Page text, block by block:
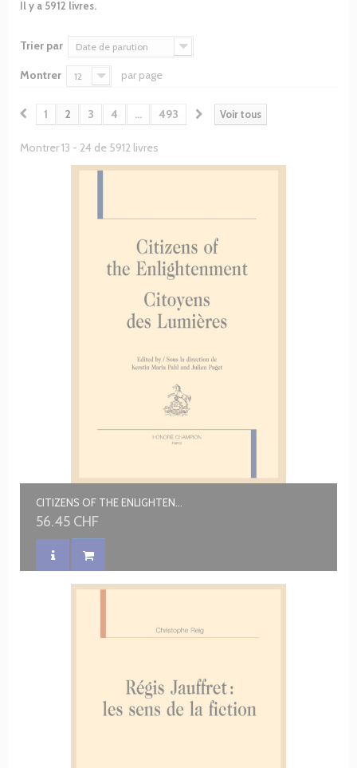
Il y a 5912 livres.
Trier par Date de parution
Montrer 12 par page
Voir tous
1 2 3 4 ... 493
Montrer 13 - 24 de 5912 livres
56.45 CHF